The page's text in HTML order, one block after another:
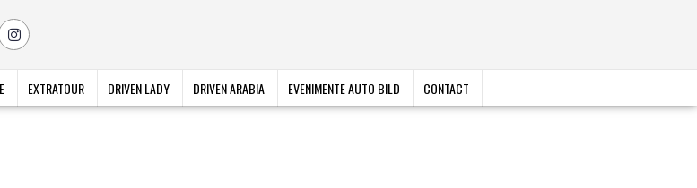
EXTRATOUR DRIVEN LADY DRIVEN ARABIA EVENIMENTE AUTO BILD CONTACT